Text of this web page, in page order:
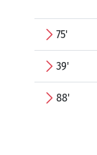
75'
39'
88'